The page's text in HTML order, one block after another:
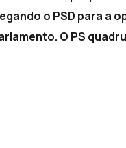
o PSD para a
O PS